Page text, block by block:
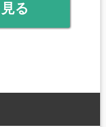
る